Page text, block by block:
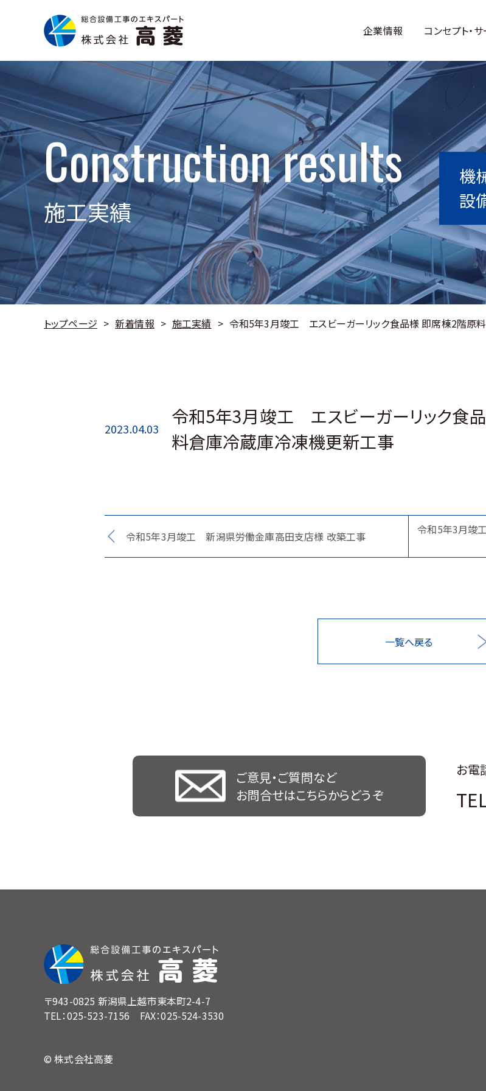
企業情報 コンセプト・
Construction results
施工実績
機
設
トップページ 新着情報 施工実績 令和5年3月竣工 エスビーガーリック食品様 即席棟2階原
2023.04.03
令和5年3月竣工 エスビーガーリック食
料倉庫冷蔵庫冷凍機更新工事
令和5年3月竣工 新潟県労働金庫高田支店様 改築工事
令和5年3月竣
一覧へ戻る
ご意見・ご質問など
お問合せはこちらからどうぞ
お電
〒943-0825 新潟県上越市東本町2-4-7
TEL：025-523-7156 FAX：025-524-3530
© 株式会社高菱